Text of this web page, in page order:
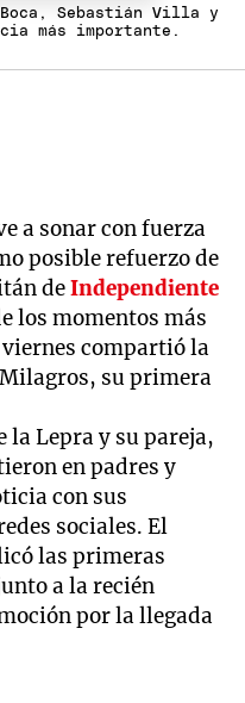
Boca, Sebastián Villa y
más importante.
a sonar con fuerza
posible refuerzo de
deIndependiente
los momentos más
viernes compartió la
su primera
la Lepra y su pareja,
en padres y
con sus
sociales. El
las primeras
a la recién
por la llegada